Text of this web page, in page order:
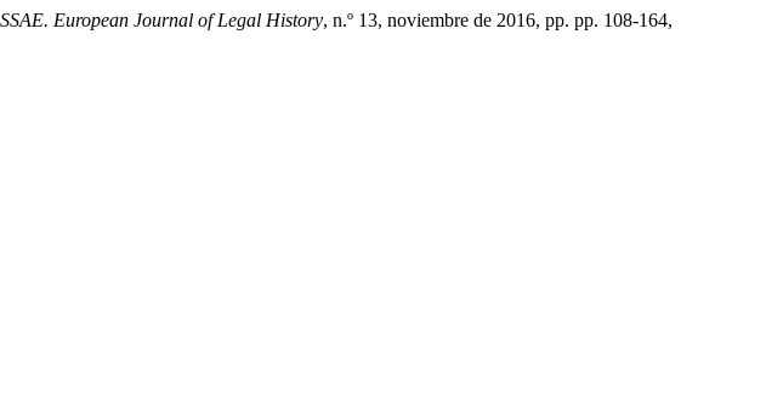
European Journal of Legal History, n.º 13, noviembre de 2016, pp. pp. 108-164,